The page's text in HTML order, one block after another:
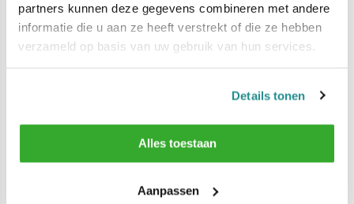
partners kunnen deze gegevens combineren met andere
informatie die u aan ze heeft verstrekt of die ze hebben
verzameld op basis van uw gebruik van hun services.
Details tonen
Alles toestaan
Aanpassen
LEVEL3 Beard Oil 100 ml
SALE
LEVEL3 Fiber Comb